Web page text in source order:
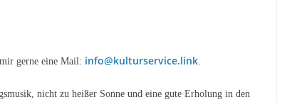
gerne eine Mail: info@kulturservice.link
nicht zu heißer Sonne und eine gute Erholung in den